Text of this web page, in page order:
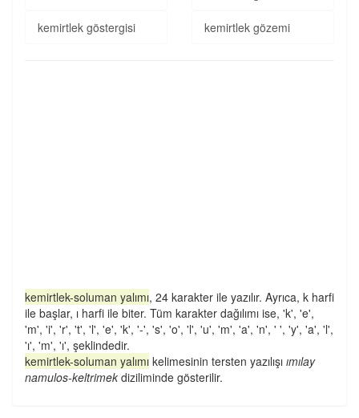
kemirtlek göstergisi kemirtlek gözemi
kemirtlek-soluman yalımı, 24 karakter ile yazılır. Ayrıca, k harfi
ile başlar, ı harfi ile biter. Tüm karakter dağılımı ise, 'k', 'e',
'm', 'i', 'r', 't', 'l', 'e', 'k', '-', 's', 'o', 'l', 'u', 'm', 'a', 'n', ' ', 'y', 'a', 'l',
'ı', 'm', 'ı', şeklindedir.
kemirtlek-soluman yalımı kelimesinin tersten yazılışı ımılay
namulos-keltrimek diziliminde gösterilir.